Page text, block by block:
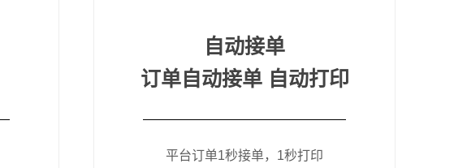
自动接单
订单自动接单 自动打印
平台订单1秒接单，1秒打印